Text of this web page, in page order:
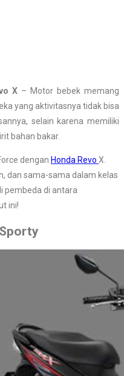
X– Motor bebek memang
yang aktivitasnya tidak bisa
selain karena memiliki
bahan bakar.
dengan Honda Revo X.
dan sama-sama dalam kelas
pembeda di antara
ini!